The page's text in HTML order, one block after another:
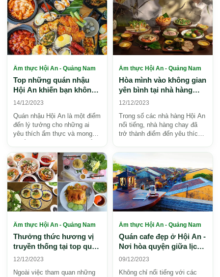
Ẩm thực Hội An - Quảng Nam
Top những quán nhậu
Hội An khiến bạn không
thể bỏ lỡ
14/12/2023
Quán nhậu Hội An là một điểm
đến lý tưởng cho những ai
yêu thích ẩm thực và mong
thực độc đáo của t...
Ẩm thực Hội An - Quảng Nam
Hòa mình vào không gian
yên bình tại nhà hàng
chay Hội An
12/12/2023
Trong số các nhà hàng Hội An
nổi tiếng, nhà hàng chay đã
trở thành điểm đến yêu thích
người yêu thíc...
Ẩm thực Hội An - Quảng Nam
Thưởng thức hương vị
truyền thống tại top quán
ăn ngon ở Hội An
12/12/2023
Ngoài việc tham quan những
Ẩm thực Hội An - Quảng Nam
Quán cafe đẹp ở Hội An -
Nơi hòa quyện giữa lịch
sử và hiện đại
09/12/2023
Không chỉ nổi tiếng với các